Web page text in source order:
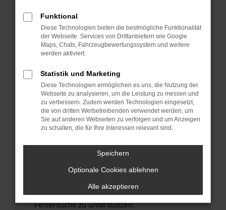
Fenster?
Starte dein Gerät neu.
Das kann manchmal helfen, vorübergehende
Probleme zu beheben.
Betriebssystem auf dem neuesten Stand
sind.
Veraltete Software birgt nicht nur ein
Sicherheitsrisiko, sondern kann auch dazu
führen, dass bestimmte Funktionen nicht mehr
unterstützt werden.
Wende dich an den Webseitenbetreiber.
Wenn du alle oben genannten Schritte versucht
hast, kontaktiere uns bitte. Wir werden
versuchen, das Problem zu beheben. Du kannst
uns diesen Text schicken, um uns bei der
Fehlersuche zu unterstützen:
Funktional
Diese Technologien bieten die bestmögliche Funktionalität
der Webseite. Services von Drittanbietern wie Google
Maps, Chats, Fahrzeugbewertungssystem und weitere
werden aktiviert.
Statistik und Marketing
Diese Technologien ermöglichen es uns, die Nutzung der
Webseite zu analysieren, um die Leistung zu messen und
zu verbessern. Zudem werden Technologien eingesetzt,
die von dritten Werbetreibenden verwendet werden, um
Sie auf anderen Webseiten zu verfolgen und um Anzeigen
zu schalten, die für Ihre Interessen relevant sind.
Speichern
Optionale Cookies ablehnen
Alle akzeptieren